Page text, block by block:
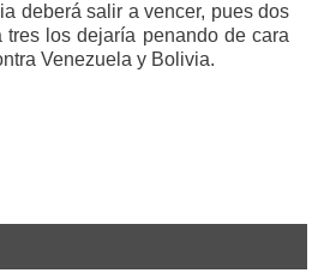
deberá salir a vencer, pues dos
los dejaría penando de cara
Venezuela y Bolivia.